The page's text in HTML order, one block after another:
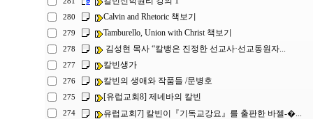
280 Calvin and Rhetoric 책보기
279 Tamburello, Union with Christ 책보기
278 김성현 목사 “칼뱅은 진정한 선교사·선교동원자...
277 칼빈생가
276 칼빈의 생애와 작품들 /문병호
275 [유럽교회8] 제네바의 칼빈
274 유럽교회7] 칼빈이『기독교강요』를 출판한 바젤-�...